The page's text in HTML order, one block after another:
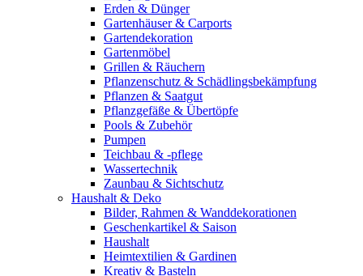
Erden & Dünger
Gartenhäuser & Carports
Gartendekoration
Gartenmöbel
Grillen & Räuchern
Pflanzenschutz & Schädlingsbekämpfung
Pflanzen & Saatgut
Pflanzgefäße & Übertöpfe
Pools & Zubehör
Pumpen
Teichbau & -pflege
Wassertechnik
Zaunbau & Sichtschutz
Haushalt & Deko
Bilder, Rahmen & Wanddekorationen
Geschenkartikel & Saison
Haushalt
Heimtextilien & Gardinen
Kreativ & Basteln